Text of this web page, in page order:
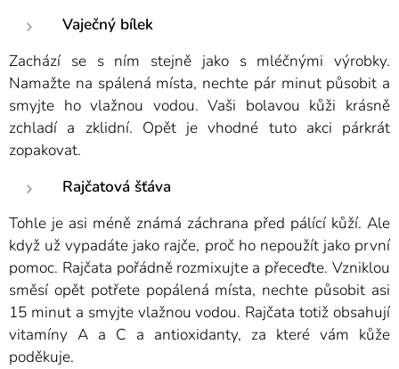
Vaječný bílek
Zachází se s ním stejně jako s mléčnými výrobky.
Namažte na spálená místa, nechte pár minut působit a
smyjte ho vlažnou vodou. Vaši bolavou kůži krásně
zchladí a zklidní. Opět je vhodné tuto akci párkrát
zopakovat.
Rajčatová šťáva
Tohle je asi méně známá záchrana před pálící kůží. Ale
když už vypadáte jako rajče, proč ho nepoužít jako první
pomoc. Rajčata pořádně rozmixujte a přeceďte. Vzniklou
směsí opět potřete popálená místa, nechte působit asi
15 minut a smyjte vlažnou vodou. Rajčata totiž obsahují
vitamíny A a C a antioxidanty, za které vám kůže
poděkuje.